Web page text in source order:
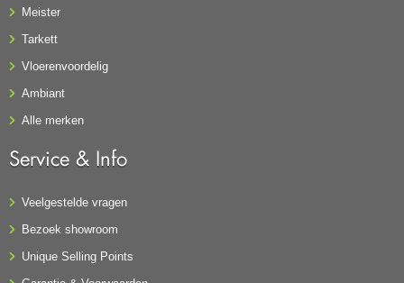
Meister
Tarkett
Vloerenvoordelig
Ambiant
Alle merken
Service & Info
Veelgestelde vragen
Bezoek showroom
Unique Selling Points